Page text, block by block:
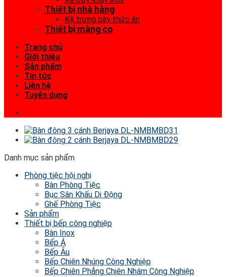
Thiết bị nhà hàng
Kệ trưng bày thức ăn
Thiết bị màng co
Trang chủ
Giới thiệu
Sản phẩm
Tin tức
Liên hệ
Tuyển dụng
Danh mục sản phẩm
Phòng tiệc hội nghị
Bàn Phòng Tiệc
Bục Sân Khấu Di Động
Ghế Phòng Tiệc
Sản phẩm
Thiết bị bếp công nghiệp
Bàn Inox
Bếp Á
Bếp Âu
Bếp Chiên Nhúng Công Nghiệp
Bếp Chiên Phẳng Chiên Nhám Công Nghiệp